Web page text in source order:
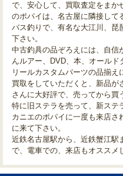
で、安心して、買取査定をまか
のポパイは、名古屋に隣接して
バス釣りで、有名な大江川、琵
下さい。
中古釣具の品ぞろえには、自信
んルアー、DVD、本、オールド
リールカスタムパーツの品揃え
買取をしていただくと、新品が
さんに大好評で、売ってから買
特に旧ステラを売って、新ステ
カニエのポパイに一度も来店
に来て下さい。
近鉄名古屋駅から、近鉄蟹江駅
で、電車での、来店もオススメ